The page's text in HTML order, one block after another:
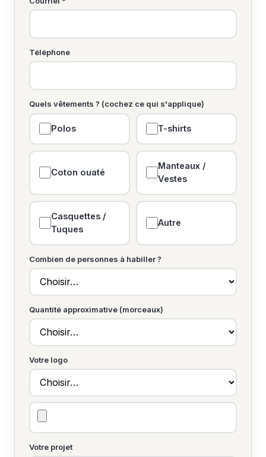
Téléphone
Quels vêtements ? (cochez ce qui s'applique)
Polos T-shirts
Coton ouaté
Manteaux /
Vestes
Casquettes /
Tuques
Autre
Combien de personnes à habiller ?
Quantité approximative (morceaux)
Votre logo
Votre projet